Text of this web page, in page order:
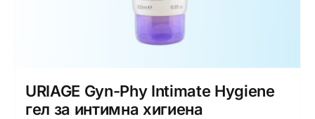
URIAGE Gyn-Phy Intimate Hygiene
гел за интимна хигиена